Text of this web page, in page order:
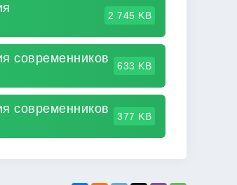
2 745 KB
современников
633 KB
современников
377 KB